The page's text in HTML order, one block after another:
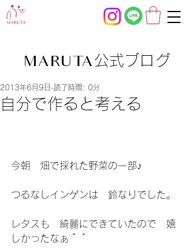
MARUTA公式ブログ
自分で作ると考える
2013年6月9日 読了時間: 0分
今朝　畑で採れた野菜の一部♪
つるなしインゲンは　鈴なりでした。
レタスも　綺麗にできていたので　嬉
しかったなぁ＾＾